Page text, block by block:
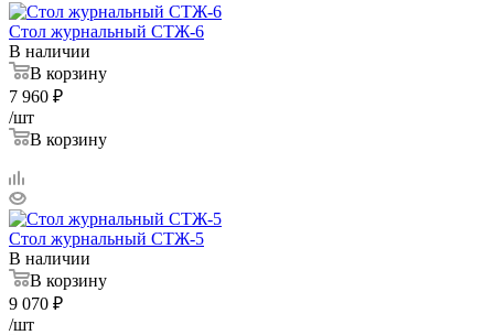
Стол журнальный СТЖ-6
В наличии
В корзину
7 960 ₽
/шт
В корзину
Стол журнальный СТЖ-5
В наличии
В корзину
9 070 ₽
/шт